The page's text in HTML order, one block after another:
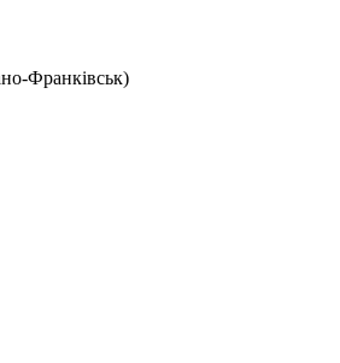
Франківськ)